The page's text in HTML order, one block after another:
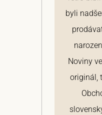
byli
Noviny
originál,